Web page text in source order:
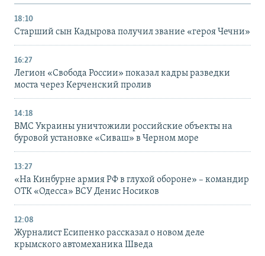
18:10
Старший сын Кадырова получил звание «героя Чечни»
16:27
Легион «Свобода России» показал кадры разведки
моста через Керченский пролив
14:18
ВМС Украины уничтожили российские объекты на
буровой установке «Сиваш» в Черном море
13:27
«На Кинбурне армия РФ в глухой обороне» – командир
ОТК «Одесса» ВСУ Денис Носиков
12:08
Журналист Есипенко рассказал о новом деле
крымского автомеханика Шведа